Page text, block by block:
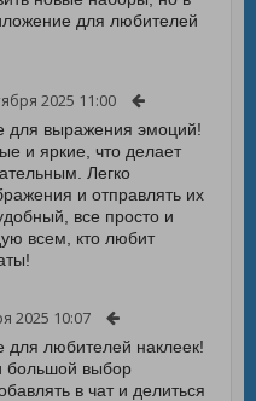
для любителей
2025 11:00
для выражения эмоций!
и яркие, что делает
Легко
и отправлять их
все просто и
всем, кто любит
2025 10:07
любителей наклеек!
большой выбор
в чат и делиться